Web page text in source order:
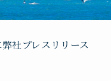
社プレスリリース